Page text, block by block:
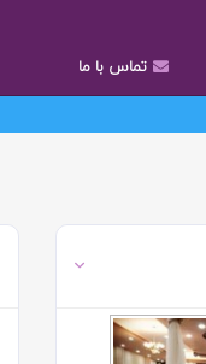
تماس با ما